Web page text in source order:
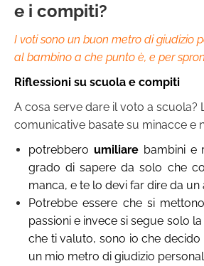
e i compiti?
I voti sono un buon metro di giudizio
al bambino a che punto è, e per
Riflessioni su scuola e compiti
A cosa serve dare il voto a scuola?
comunicative basate su minacce e
potrebbero umiliarebambini e
grado di sapere da solo che
manca, e te lo devi far dire da un
Potrebbe essere che si
passioni e invece si segue solo
che ti valuto, sono io che
un mio metro di giudizio